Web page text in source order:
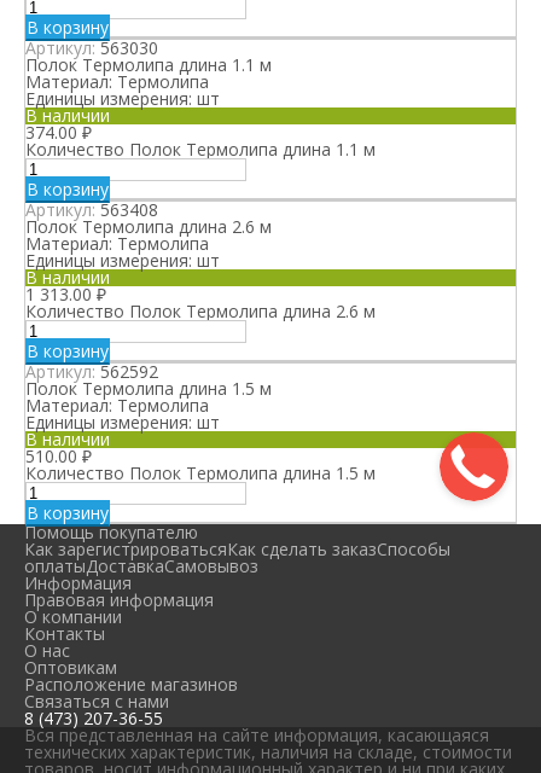
В корзину
Артикул:563030
Полок Термолипа длина 1.1 м
Материал: Термолипа
Единицы измерения: шт
В наличии
374.00₽
Количество Полок Термолипа длина 1.1 м
В корзину
Артикул:563408
Полок Термолипа длина 2.6 м
Материал: Термолипа
Единицы измерения: шт
В наличии
1 313.00₽
Количество Полок Термолипа длина 2.6 м
В корзину
Артикул:562592
Полок Термолипа длина 1.5 м
Материал: Термолипа
Единицы измерения: шт
В наличии
510.00₽
Количество Полок Термолипа длина 1.5 м
В корзину
Помощь покупателю
Как зарегистрироватьсяКак сделать заказСпособы
оплатыДоставкаСамовывоз
Информация
Правовая информация
О компании
Контакты
О нас
Оптовикам
Расположение магазинов
Связаться с нами
8 (473) 207-36-55
Вся представленная на сайте информация, касающаяся
технических характеристик, наличия на складе, стоимости